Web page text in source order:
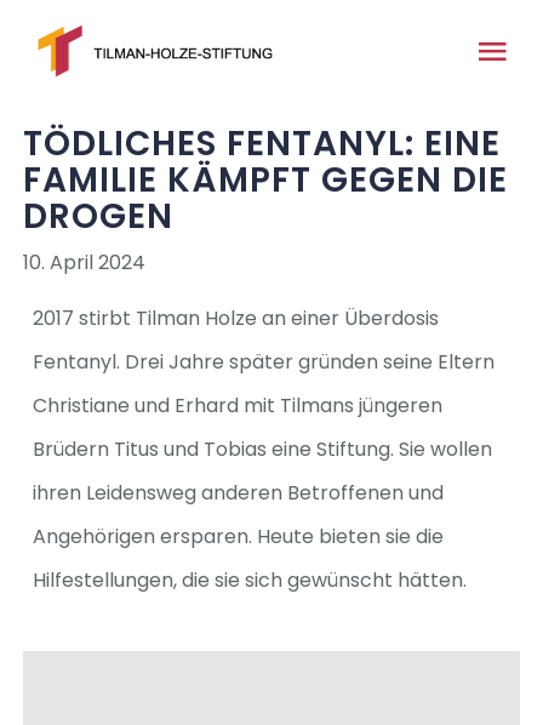
Inhalt
Home
Über uns
Medien
Projekte
Kontakt
TÖDLICHES FENTANYL: EINE
FAMILIE KÄMPFT GEGEN DIE
DROGEN
10. April 2024
2017 stirbt Tilman Holze an einer Überdosis
Fentanyl. Drei Jahre später gründen seine Eltern
Christiane und Erhard mit Tilmans jüngeren
Brüdern Titus und Tobias eine Stiftung. Sie wollen
ihren Leidensweg anderen Betroffenen und
Angehörigen ersparen. Heute bieten sie die
Hilfestellungen, die sie sich gewünscht hätten.